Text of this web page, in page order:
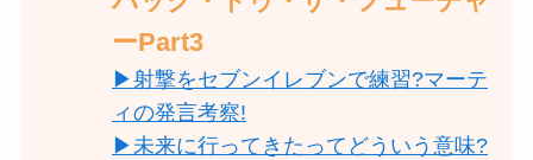
ーPart3
▶︎射撃をセブンイレブンで練習?マーテ
ィの発言考察!
▶︎未来に行ってきたってどういう意味?